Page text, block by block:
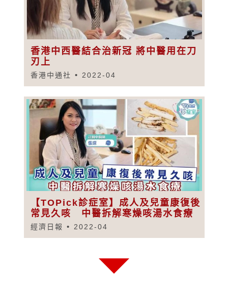
香港中西醫結合治新冠 將中醫用在刀
刃上
香港中通社 2022-04
【TOPick診症室】成人及兒童康復後
常見久咳 中醫拆解寒燥咳湯水食療
經濟日報 2022-04